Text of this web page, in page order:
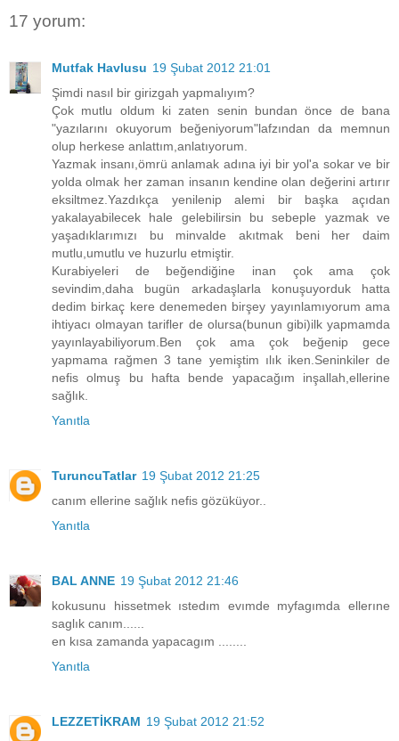
17 yorum:
Mutfak Havlusu 19 Şubat 2012 21:01
Şimdi nasıl bir girizgah yapmalıyım?
Çok mutlu oldum ki zaten senin bundan önce de bana
"yazılarını okuyorum beğeniyorum"lafzından da memnun
olup herkese anlattım,anlatıyorum.
Yazmak insanı,ömrü anlamak adına iyi bir yol'a sokar ve bir
yolda olmak her zaman insanın kendine olan değerini artırır
eksiltmez.Yazdıkça yenilenip alemi bir başka açıdan
yakalayabilecek hale gelebilirsin bu sebeple yazmak ve
yaşadıklarımızı bu minvalde akıtmak beni her daim
mutlu,umutlu ve huzurlu etmiştir.
Kurabiyeleri de beğendiğine inan çok ama çok
sevindim,daha bugün arkadaşlarla konuşuyorduk hatta
dedim birkaç kere denemeden birşey yayınlamıyorum ama
ihtiyacı olmayan tarifler de olursa(bunun gibi)ilk yapmamda
yayınlayabiliyorum.Ben çok ama çok beğenip gece
yapmama rağmen 3 tane yemiştim ılık iken.Seninkiler de
nefis olmuş bu hafta bende yapacağım inşallah,ellerine
sağlık.
Yanıtla
TuruncuTatlar 19 Şubat 2012 21:25
canım ellerine sağlık nefis gözüküyor..
Yanıtla
BAL ANNE 19 Şubat 2012 21:46
kokusunu hissetmek ıstedım evımde myfagımda ellerıne
saglık canım......
en kısa zamanda yapacagım ........
Yanıtla
LEZZETİKRAM 19 Şubat 2012 21:52